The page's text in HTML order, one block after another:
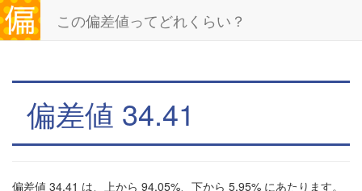
この偏差値ってどれくらい？
偏差値 34.41
偏差値 34.41 は、上から 94.05%、下から 5.95% にあたります。